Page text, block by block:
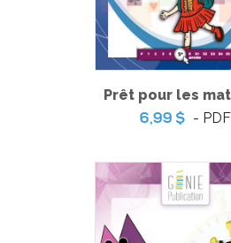
Prêt pour les
6,99 $ - PDF